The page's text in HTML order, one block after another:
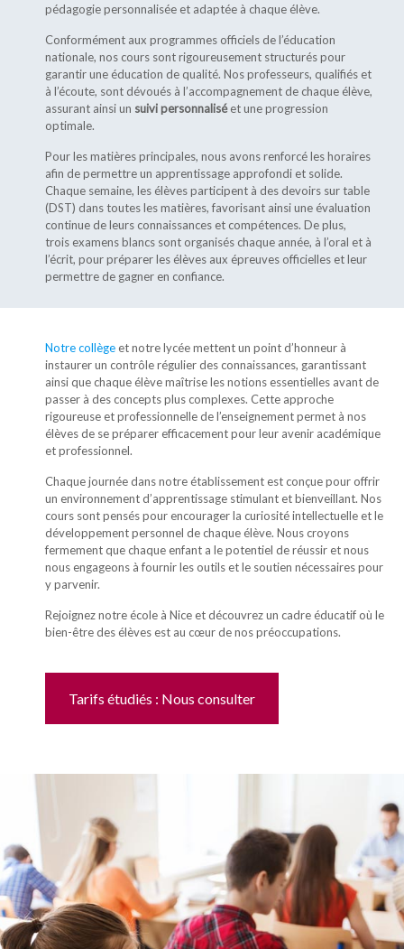
pédagogie personnalisée et adaptée à chaque élève.
Conformément aux programmes officiels de l’éducation
nationale, nos cours sont rigoureusement structurés pour
garantir une éducation de qualité. Nos professeurs, qualifiés et
à l’écoute, sont dévoués à l’accompagnement de chaque élève,
assurant ainsi un suivi personnaliséet une progression
optimale.
Pour les matières principales, nous avons renforcé les horaires
afin de permettre un apprentissage approfondi et solide.
Chaque semaine, les élèves participent à des devoirs sur table
(DST) dans toutes les matières, favorisant ainsi une évaluation
continue de leurs connaissances et compétences. De plus,
trois examens blancs sont organisés chaque année, à l’oral et à
l’écrit, pour préparer les élèves aux épreuves officielles et leur
permettre de gagner en confiance.
Notre collègeet notre lycée mettent un point d’honneur à
instaurer un contrôle régulier des connaissances, garantissant
ainsi que chaque élève maîtrise les notions essentielles avant de
passer à des concepts plus complexes. Cette approche
rigoureuse et professionnelle de l’enseignement permet à nos
élèves de se préparer efficacement pour leur avenir académique
et professionnel.
Chaque journée dans notre établissement est conçue pour offrir
un environnement d’apprentissage stimulant et bienveillant. Nos
cours sont pensés pour encourager la curiosité intellectuelle et le
développement personnel de chaque élève. Nous croyons
fermement que chaque enfant a le potentiel de réussir et nous
nous engageons à fournir les outils et le soutien nécessaires pour
y parvenir.
Rejoignez notre école à Nice et découvrez un cadre éducatif où le
bien-être des élèves est au cœur de nos préoccupations.
Tarifs étudiés : Nous consulter